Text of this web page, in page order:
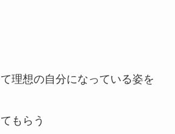
理想の自分になっている姿を
もらう